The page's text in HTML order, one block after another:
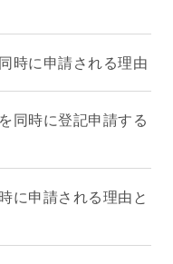
時に申請される理由
同時に登記申請する
に申請される理由と